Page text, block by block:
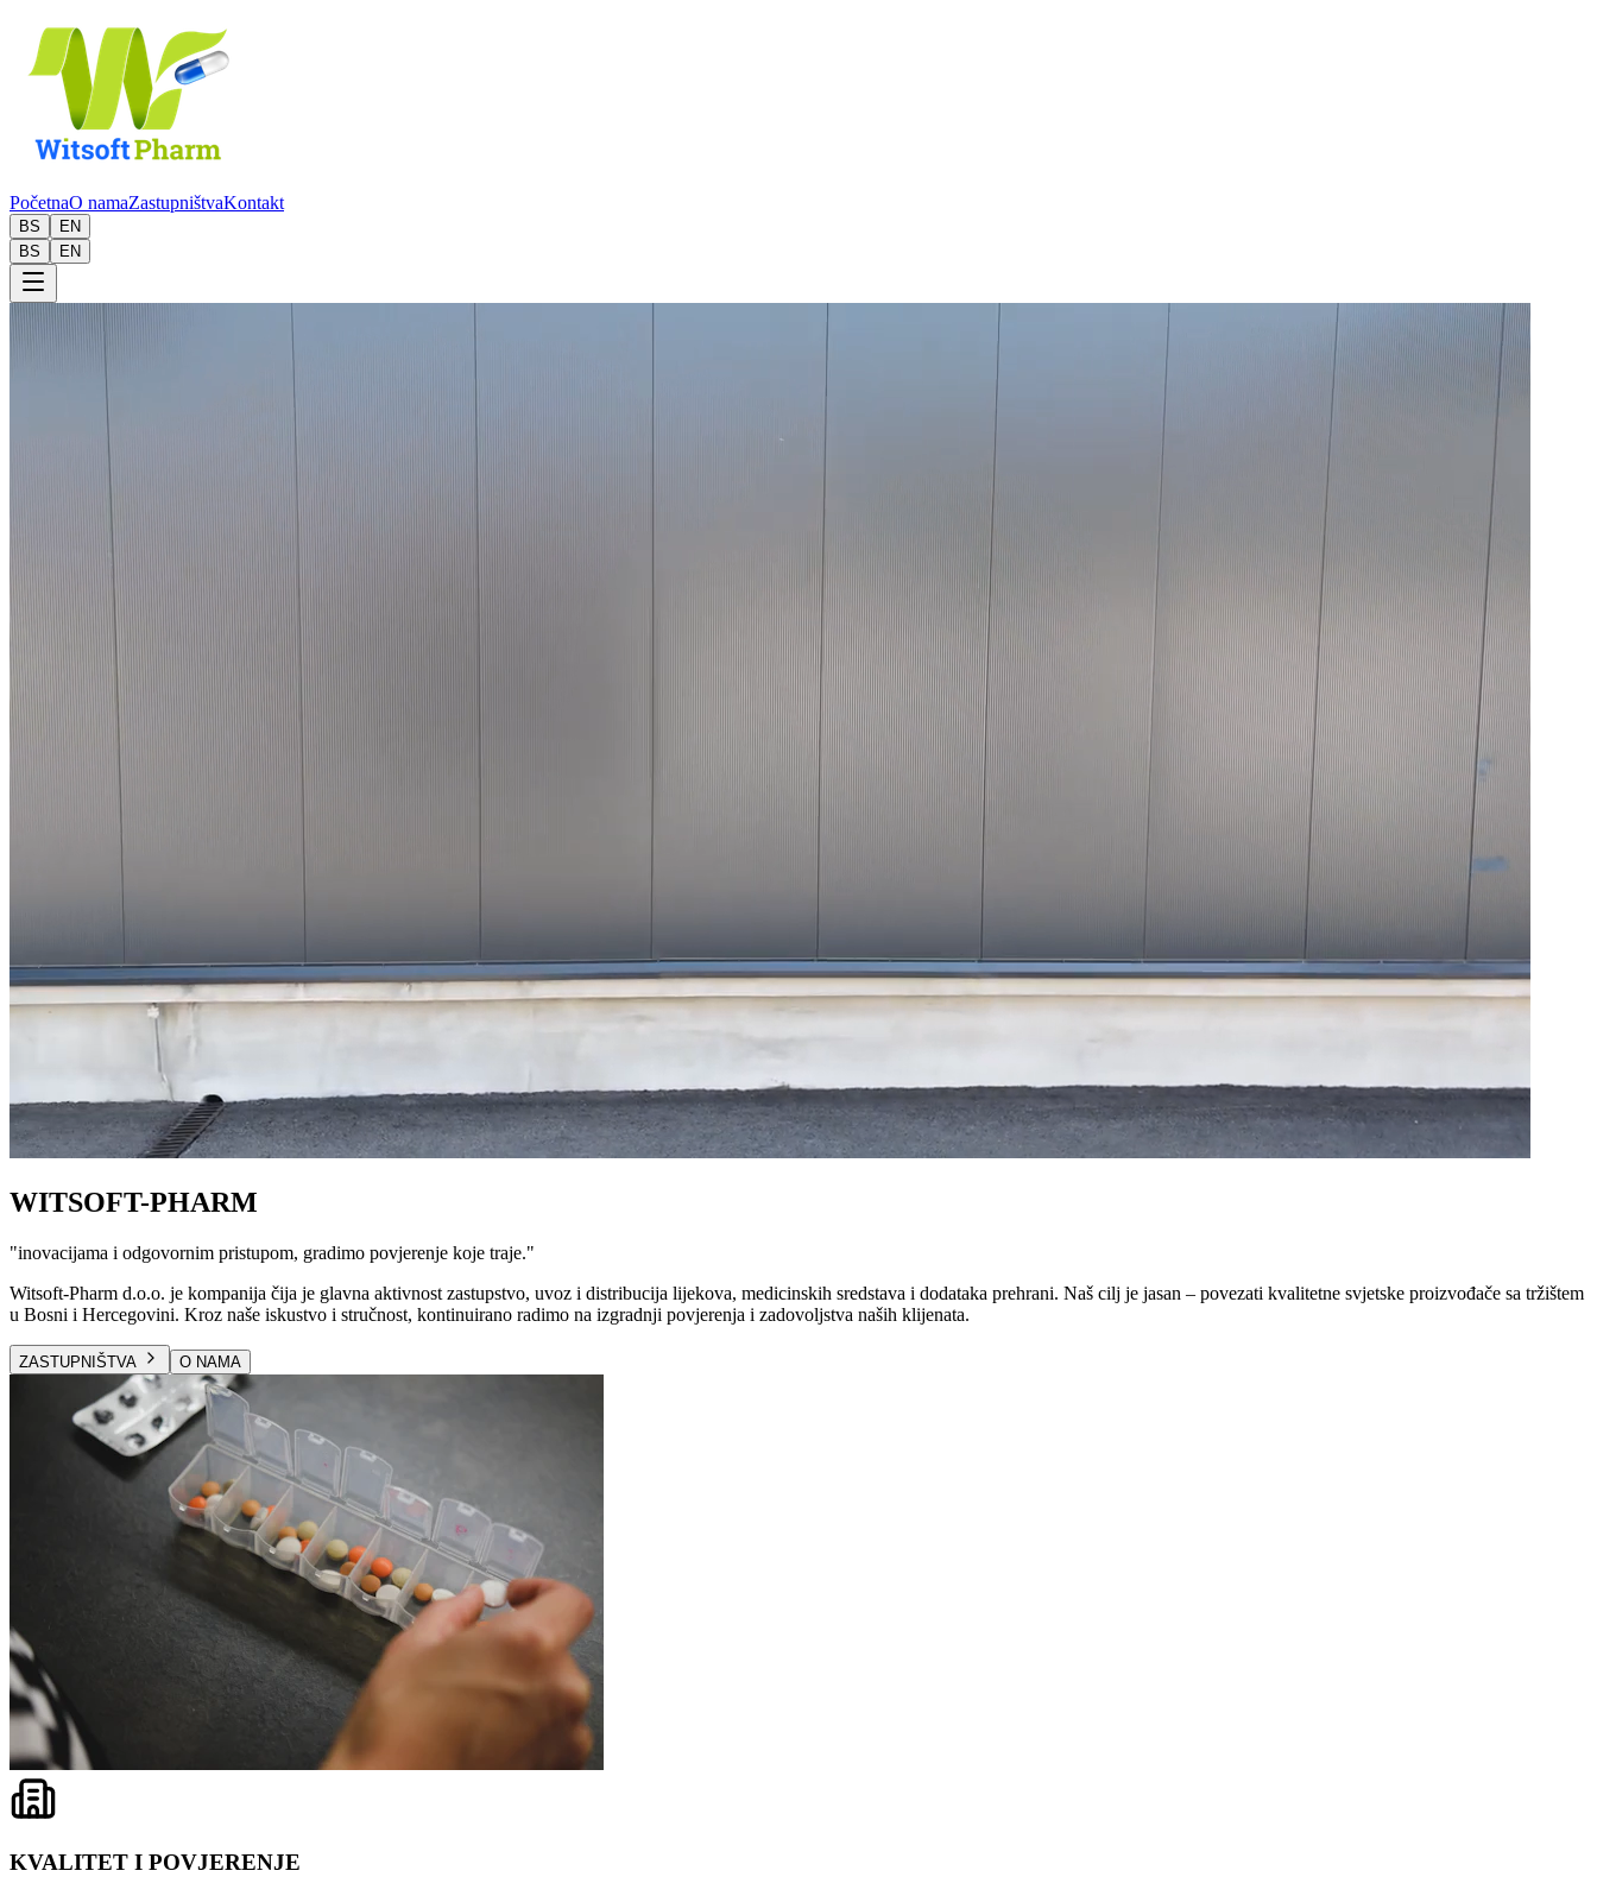
PočetnaO namaZastupništvaKontakt
BS
EN
BS
EN
WITSOFT-PHARM
"inovacijama i odgovornim pristupom, gradimo povjerenje koje traje."
Witsoft-Pharm d.o.o. je kompanija čija je glavna aktivnost zastupstvo, uvoz i distribucija lijekova, medicinskih sredstava i dodataka prehrani. Naš cilj je jasan – povezati kvalitetne svjetske proizvođače sa tržištem
u Bosni i Hercegovini. Kroz naše iskustvo i stručnost, kontinuirano radimo na izgradnji povjerenja i zadovoljstva naših klijenata.
ZASTUPNIŠTVA O NAMA
KVALITET I POVJERENJE